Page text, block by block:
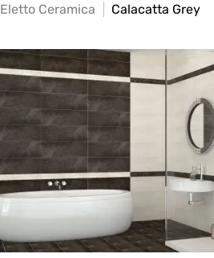
Eletto Ceramica Calacatta Grey